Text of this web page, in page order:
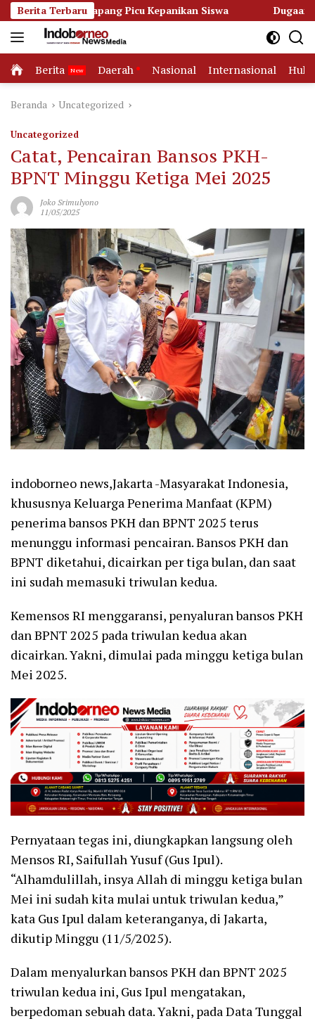
Langsung
ke
konten
Berita Terbaru
Picu Kepanikan Siswa Dugaan Korupsi Dana
Home
Berita Daerah Nasional Internasional
Beranda Uncategorized
Uncategorized
Catat, Pencairan Bansos PKH-
BPNT Minggu Ketiga Mei 2025
Joko Srimulyono
11/05/2025
indoborneo news,Jakarta -Masyarakat Indonesia,
khususnya Keluarga Penerima Manfaat (KPM)
penerima bansos PKH dan BPNT 2025 terus
menunggu informasi pencairan. Bansos PKH dan
BPNT diketahui, dicairkan per tiga bulan, dan saat
ini sudah memasuki triwulan kedua.
Kemensos RI menggaransi, penyaluran bansos PKH
dan BPNT 2025 pada triwulan kedua akan
dicairkan. Yakni, dimulai pada minggu ketiga bulan
Mei 2025.
Pernyataan tegas ini, diungkapkan langsung oleh
Mensos RI, Saifullah Yusuf (Gus Ipul).
“Alhamdulillah, insya Allah di minggu ketiga bulan
Mei ini sudah kita mulai untuk triwulan kedua,”
kata Gus Ipul dalam keteranganya, di Jakarta,
dikutip Minggu (11/5/2025).
Dalam menyalurkan bansos PKH dan BPNT 2025
triwulan kedua ini, Gus Ipul mengatakan,
berpedoman sebuah data. Yakni, pada Data Tunggal